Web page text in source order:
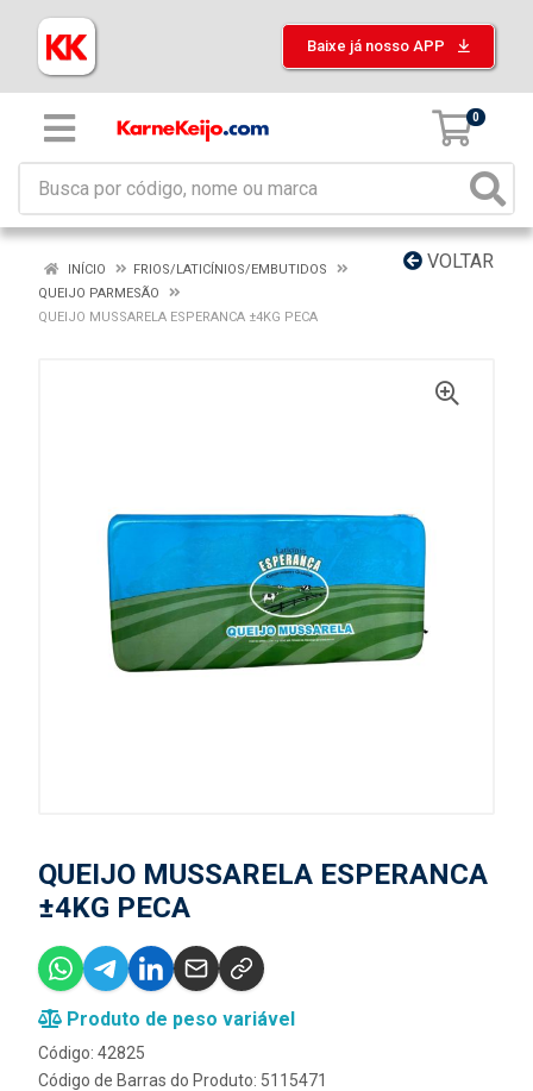
Baixe já nosso APP
0
VOLTAR
INÍCIO
FRIOS/LATICÍNIOS/EMBUTIDOS
QUEIJO PARMESÃO
QUEIJO MUSSARELA ESPERANCA ±4KG PECA
QUEIJO MUSSARELA ESPERANCA
±4KG PECA
Produto de peso variável
Código: 42825
Código de Barras do Produto: 5115471